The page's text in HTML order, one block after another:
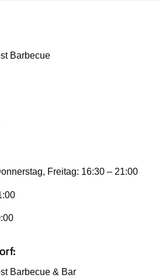
Barbecue
Freitag: 16:30 – 21:00
Barbecue & Bar